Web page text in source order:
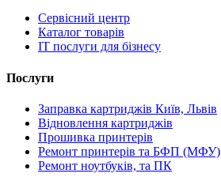
Сервісний центр
Каталог товарів
IT послуги для бізнесу
Послуги
Заправка картриджів Київ, Львів
Відновлення картриджів
Прошивка принтерів
Ремонт принтерів та БФП (МФУ)
Ремонт ноутбуків, та ПК